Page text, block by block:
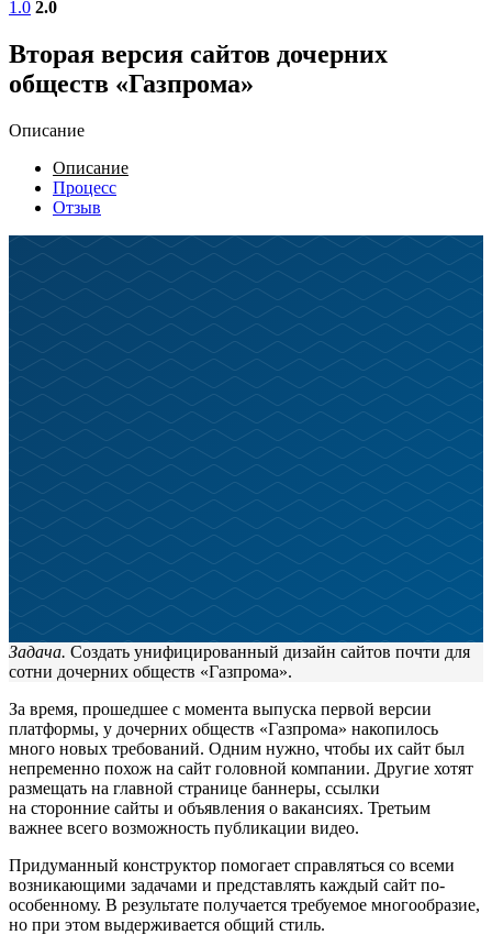
1.0 2.0
Вторая версия сайтов дочерних
обществ «Газпрома»
Описание
Описание
Процесс
Отзыв
Задача. Создать унифицированный дизайн сайтов почти для
сотни дочерних обществ «Газпрома».
За время, прошедшее с момента выпуска первой версии
платформы, у дочерних обществ «Газпрома» накопилось
много новых требований. Одним нужно, чтобы их сайт был
непременно похож на сайт головной компании. Другие хотят
размещать на главной странице баннеры, ссылки
на сторонние сайты и объявления о вакансиях. Третьим
важнее всего возможность публикации видео.
Придуманный конструктор помогает справляться со всеми
возникающими задачами и представлять каждый сайт по-
особенному. В результате получается требуемое многообразие,
но при этом выдерживается общий стиль.